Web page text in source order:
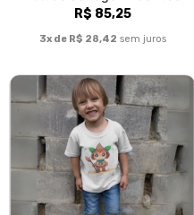
Camiseta Guardião da